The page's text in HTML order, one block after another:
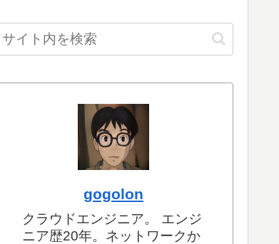
gogolon
クラウドエンジニア。 エンジ
ニア歴20年。ネットワークか